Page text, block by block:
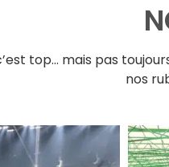
top… mais pas
nos